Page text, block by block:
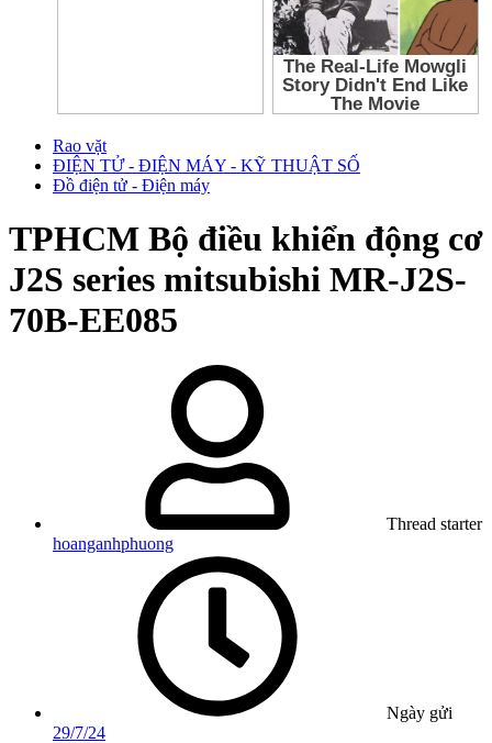
Rao vặt
ĐIỆN TỬ - ĐIỆN MÁY - KỸ THUẬT SỐ
Đồ điện tử - Điện máy
TPHCM Bộ điều khiển động cơ
J2S series mitsubishi MR-J2S-
70B-EE085
Thread starter
hoanganhphuong
Ngày gửi
29/7/24